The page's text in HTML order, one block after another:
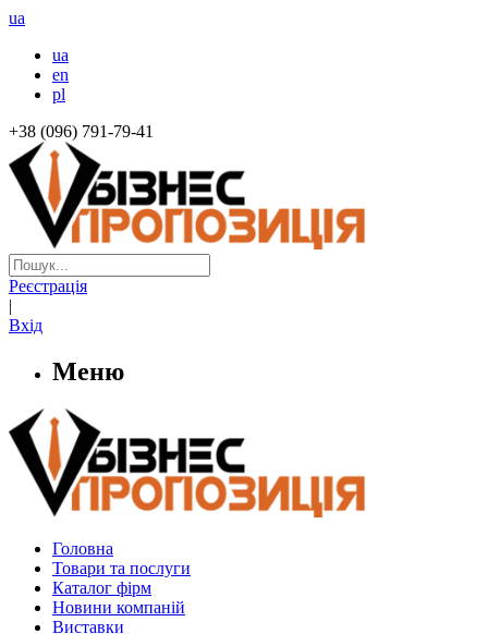
ua
ua
en
pl
+38 (096) 791-79-41
Реєстрація
|
Вхід
Меню
Головна
Товари та послуги
Каталог фірм
Новини компаній
Виставки